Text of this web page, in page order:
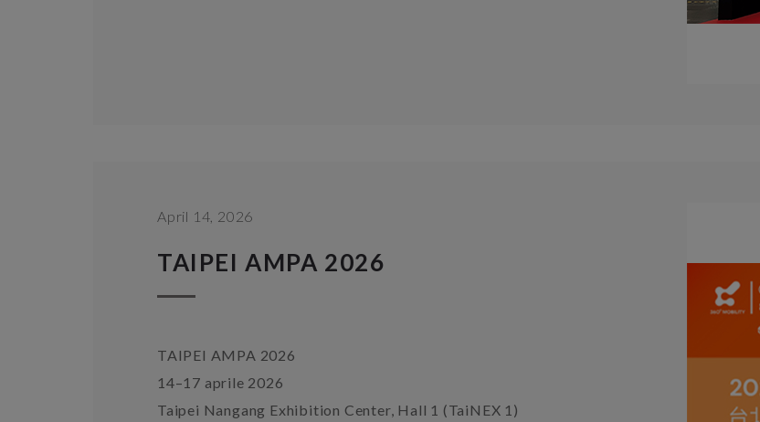
April 14, 2026
TAIPEI AMPA 2026
TAIPEI AMPA 2026
14–17 aprile 2026
Taipei Nangang Exhibition Center, Hall 1 (TaiNEX 1)